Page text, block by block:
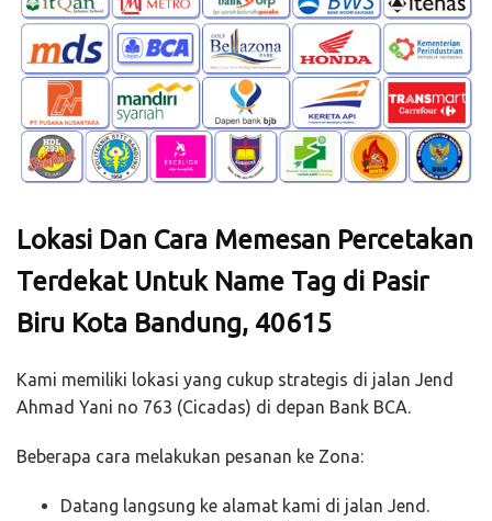
Lokasi Dan Cara Memesan Percetakan
Terdekat Untuk Name Tag di Pasir
Biru Kota Bandung, 40615
Kami memiliki lokasi yang cukup strategis di jalan Jend
Ahmad Yani no 763 (Cicadas) di depan Bank BCA.
Beberapa cara melakukan pesanan ke Zona:
Datang langsung ke alamat kami di jalan Jend.